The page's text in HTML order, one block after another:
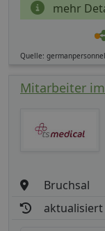
mehr
Quelle:
Mitarbeiter
Bruchsal
aktualisiert